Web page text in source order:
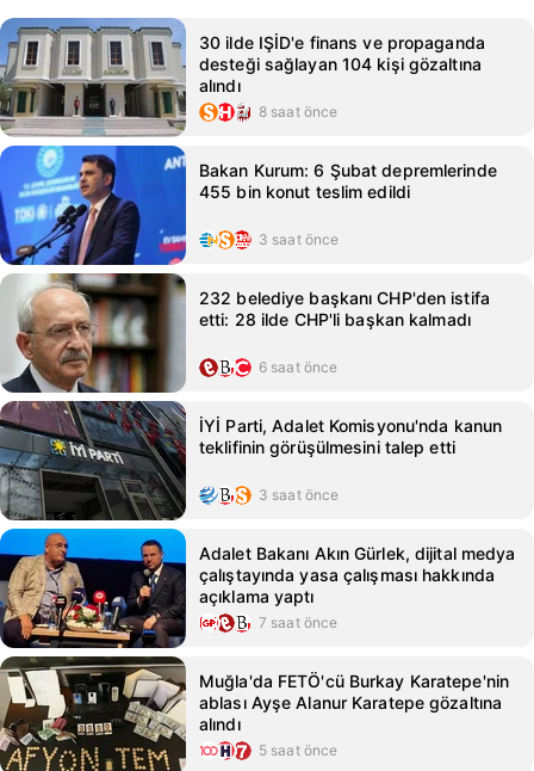
30 ilde IŞİD'e finans ve propaganda
desteği sağlayan 104 kişi gözaltına
alındı
8 saat önce
Bakan Kurum: 6 Şubat depremlerinde
455 bin konut teslim edildi
3 saat önce
232 belediye başkanı CHP'den istifa
etti: 28 ilde CHP'li başkan kalmadı
6 saat önce
İYİ Parti, Adalet Komisyonu'nda kanun
teklifinin görüşülmesini talep etti
3 saat önce
Adalet Bakanı Akın Gürlek, dijital medya
çalıştayında yasa çalışması hakkında
açıklama yaptı
7 saat önce
Muğla'da FETÖ'cü Burkay Karatepe'nin
ablası Ayşe Alanur Karatepe gözaltına
alındı
5 saat önce